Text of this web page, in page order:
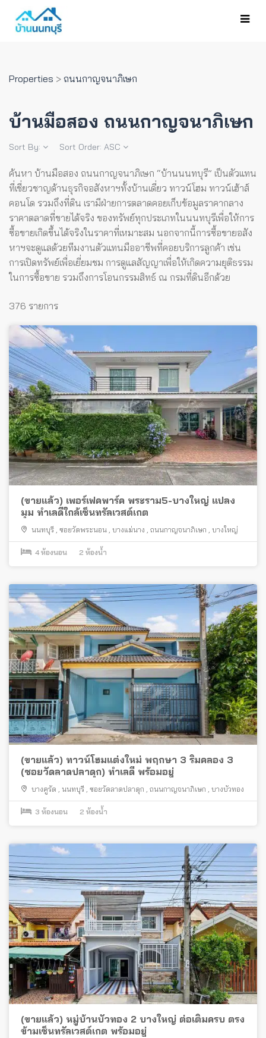
Properties > ถนนกาญจนาภิเษก
บ้านมือสอง ถนนกาญจนาภิเษก
Sort By: Sort Order: ASC
ค้นหา บ้านมือสอง ถนนกาญจนาภิเษก “บ้านนนทบุรี” เป็นตัวแทน
ที่เชี่ยวชาญด้านธุรกิจอสังหาฯทั้งบ้านเดี่ยว ทาวน์โฮม ทาวน์เฮ้าส์
คอนโด รวมถึงที่ดิน เรามีฝ่ายการตลาดคอยเก็บข้อมูลราคากลาง
ราคาตลาดที่ขายได้จริง ของทรัพย์ทุกประเภทในนนทบุรีเพื่อให้การ
ซื้อขายเกิดขึ้นได้จริงในราคาที่เหมาะสม นอกจากนี้การซื้อขายอสัง
หาฯจะดูแลด้วยทีมงานตัวแทนมืออาชีพที่คอยบริการลูกค้า เช่น
การเปิดทรัพย์เพื่อเยี่ยมชม การดูแลสัญญาเพื่อให้เกิดความยุติธรรม
ในการซื้อขาย รวมถึงการโอนกรรมสิทธ์ ณ กรมที่ดินอีกด้วย
376 รายการ
(ขายแล้ว) เพอร์เฟคพาร์ค พระราม5-บางใหญ่ แปลง
มุม ทำเลดีใกล้เซ็นทรัลเวสต์เกต
นนทบุรี , ซอยวัดพระนอน , บางแม่นาง , ถนนกาญจนาภิเษก , บางใหญ่
4 ห้องนอน 2 ห้องน้ำ
(ขายแล้ว) ทาวน์โฮมแต่งใหม่ พฤกษา 3 ริมคลอง 3
(ซอยวัดลาดปลาดุก) ทำเลดี พร้อมอยู่
บางคูรัด , นนทบุรี , ซอยวัดลาดปลาดุก , ถนนกาญจนาภิเษก , บางบัวทอง
3 ห้องนอน 2 ห้องน้ำ
(ขายแล้ว) หมู่บ้านบัวทอง 2 บางใหญ่ ต่อเติมครบ ตรง
ข้ามเซ็นทรัลเวสต์เกต พร้อมอยู่